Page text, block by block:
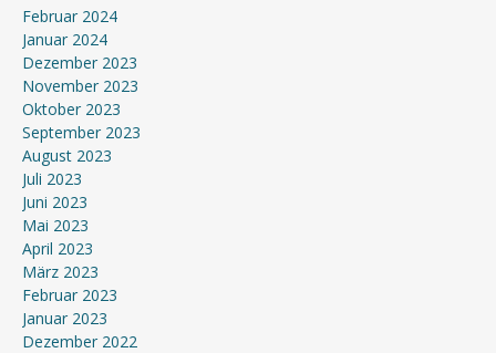
Februar 2024
Januar 2024
Dezember 2023
November 2023
Oktober 2023
September 2023
August 2023
Juli 2023
Juni 2023
Mai 2023
April 2023
März 2023
Februar 2023
Januar 2023
Dezember 2022